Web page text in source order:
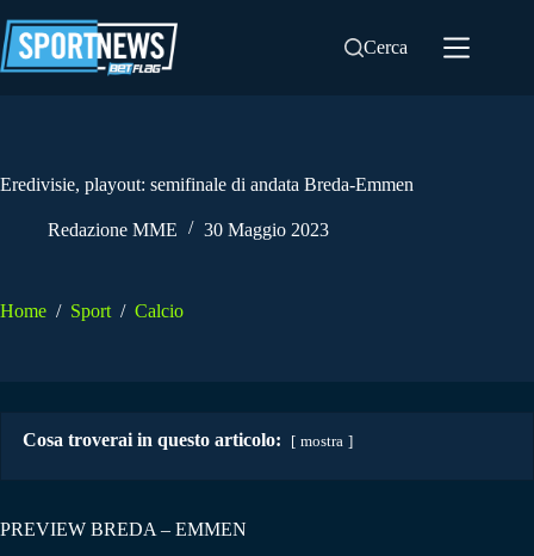
al
contenuto
Cerca
Eredivisie, playout: semifinale di andata Breda-Emmen
Redazione MME 30 Maggio 2023
Home / Sport / Calcio
Cosa troverai in questo articolo: mostra
PREVIEW BREDA – EMMEN